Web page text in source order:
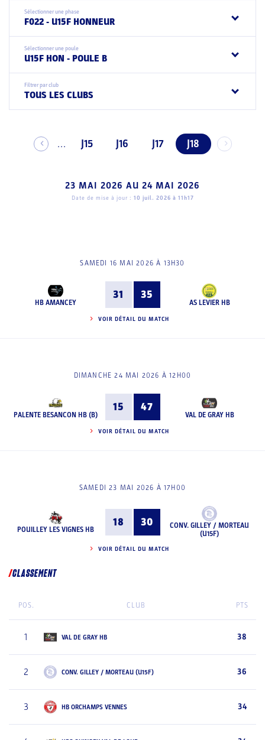
Sélectionner une phase
F022 - U15F HONNEUR
Sélectionner une poule
U15F HON - POULE B
Filtrer par club
TOUS LES CLUBS
... J15 J16 J17 J18
23 MAI 2026 AU 24 MAI 2026
Date de mise à jour : 10 juil. 2026 à 11h17
SAMEDI 16 MAI 2026 À 13H30
HB AMANCEY
31 35
AS LEVIER HB
VOIR DÉTAIL DU MATCH
DIMANCHE 24 MAI 2026 À 12H00
PALENTE BESANCON HB (B)
15 47
VAL DE GRAY HB
VOIR DÉTAIL DU MATCH
SAMEDI 23 MAI 2026 À 17H00
POUILLEY LES VIGNES HB
18 30
CONV. GILLEY / MORTEAU
(U15F)
VOIR DÉTAIL DU MATCH
CLASSEMENT
POS. CLUB PTS
1 VAL DE GRAY HB 38
2 CONV. GILLEY / MORTEAU (U15F) 36
3 HB ORCHAMPS VENNES 34